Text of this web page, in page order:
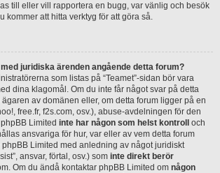
till eller vill rapportera en bugg, var vänlig och besök
kommer att hitta verktyg för att göra så.
juridiska ärenden angående detta forum?
som listas på “Teamet”-sidan bör vara
dina klagomål. Om du inte får något svar på detta
av domänen eller, om detta forum ligger på en
free.fr, f2s.com, osv.), abuse-avdelningen för den
Limited inte har någon som helst kontroll
och
ansvariga för hur, var eller av vem detta forum
Limited med anledning av något juridiskt
ansvar, förtal, osv.) som inte direkt berör
Om du ändå kontaktar phpBB Limited om någon